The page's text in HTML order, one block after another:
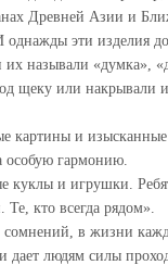
Древней Азии и
однажды эти изделия
их называли «думка»,
щеку или накрывали
картины и
особую гармонию.
куклы и игрушки.
кто всегда рядом».
в жизни
и дает людям силы